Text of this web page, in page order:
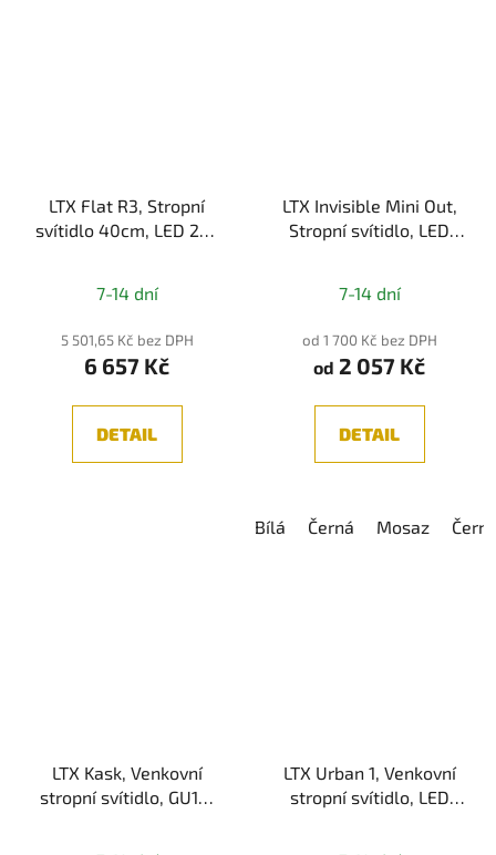
LTX Flat R3, Stropní
svítidlo 40cm, LED 24-
7-14 dní
5 501,65 Kč bez DPH
6 657 Kč
DETAIL
LTX Invisible Mini Out,
Stropní svítidlo, LED
hodnocení
produktu
je
7-14 dní
od 1 700 Kč bez DPH
od 2 057 Kč
DETAIL
Bílá Černá Mosaz
LTX Kask, Venkovní
stropní svítidlo, GU10,
LTX Urban 1, Venkovní
stropní svítidlo, LED